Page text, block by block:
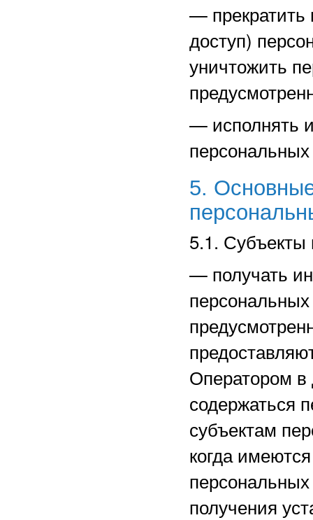
—
доступ)
уничтожить
— исполнять
5.
5.1.
— получать
Оператором
содержаться
субъектам
когда
получения